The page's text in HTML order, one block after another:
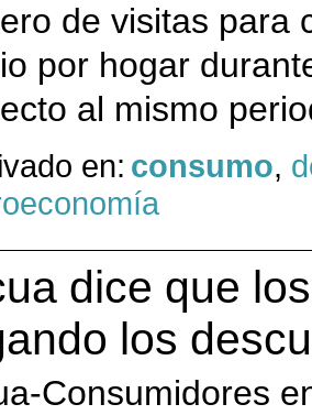
de visitas para
por hogar
al mismo
en: consumo,
dice que
los
Consumidores